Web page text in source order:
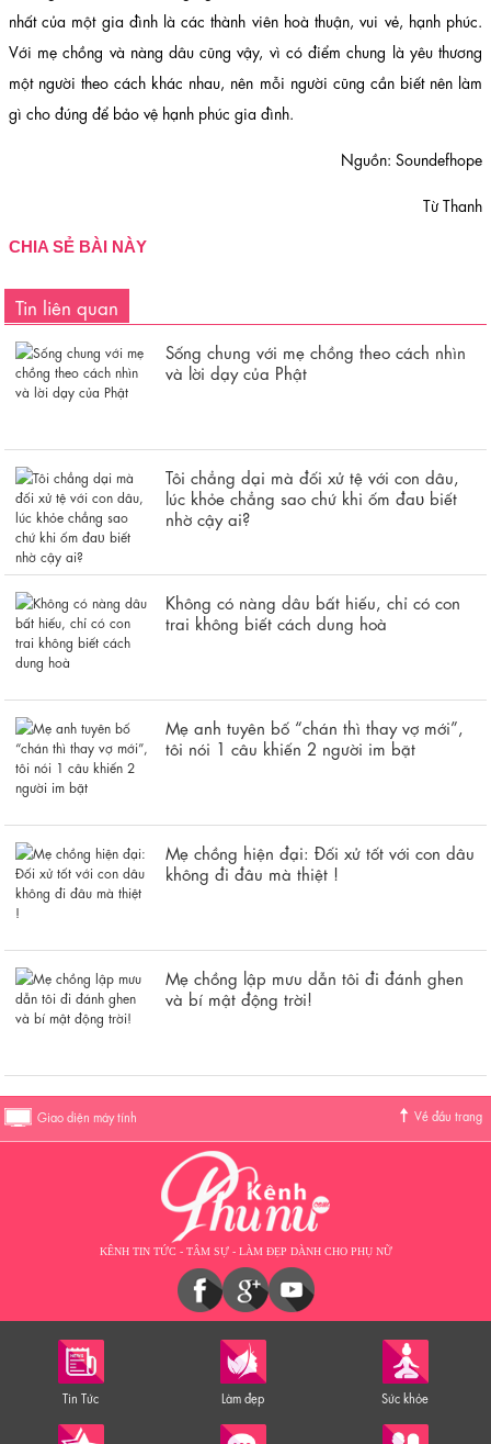
nhất của một gia đình là các thành viên hoà thuận, vui vẻ, hạnh phúc.
Với mẹ chồng và nàng dâu cũng vậy, vì có điểm chung là yêu thương
một người theo cách khác nhau, nên mỗi người cũng cần biết nên làm
gì cho đúng để bảo vệ hạnh phúc gia đình.
Nguồn: Soundefhope
Từ Thanh
CHIA SẺ BÀI NÀY
Tin liên quan
Sống chung với mẹ chồng theo cách nhìn
và lời dạy của Phật
Tôi chẳng dại mà đối xử tệ với con dâu,
lúc khỏe chẳng sao chứ khi ốm đaᴜ biết
nhờ cậy ai?
Không có nàng dâu bất hiếu, chỉ có con
trai không biết cách dung hoà
Mẹ anh tuyên bố “chán thì thay vợ mới”,
tôi nói 1 câu khiến 2 người im bặt
Mẹ chồng hiện đại: Đối xử tốt với con dâu
không đi đâu mà thiệt !
Mẹ chồng lập mưu dẫn tôi đi đánh ghen
và bí mật động trời!
Giao diện máy tính Về đầu trang
KÊNH TIN TỨC - TÂM SỰ - LÀM ĐẸP DÀNH CHO PHỤ NỮ
Tin Tức Làm đẹp Sức khỏe